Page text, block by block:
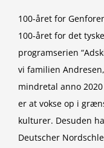
100-året for
100-året for det
programserien
vi familien
mindretal anno
er at vokse op i
kulturer. Desuden
Deutscher